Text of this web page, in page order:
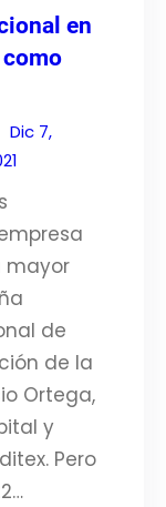
en
Dic 7,
mayor
de
de la
Ortega,
y
Pero